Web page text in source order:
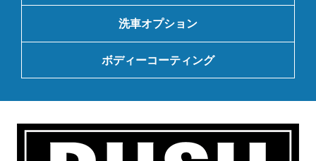
洗車オプション
ボディーコーティング